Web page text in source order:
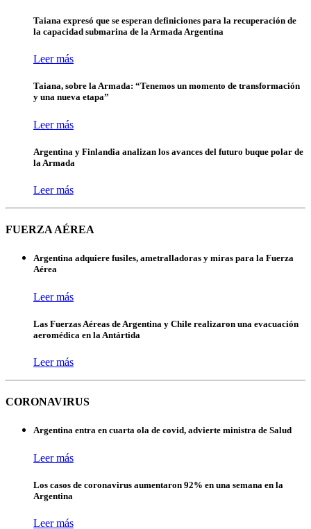
Taiana expresó que se esperan definiciones para la recuperación de
la capacidad submarina de la Armada Argentina
Leer más
Taiana, sobre la Armada: “Tenemos un momento de transformación
y una nueva etapa”
Leer más
Argentina y Finlandia analizan los avances del futuro buque polar de
la Armada
Leer más
FUERZA AÉREA
Argentina adquiere fusiles, ametralladoras y miras para la Fuerza
Aérea
Leer más
Las Fuerzas Aéreas de Argentina y Chile realizaron una evacuación
aeromédica en la Antártida
Leer más
CORONAVIRUS
Argentina entra en cuarta ola de covid, advierte ministra de Salud
Leer más
Los casos de coronavirus aumentaron 92% en una semana en la
Argentina
Leer más